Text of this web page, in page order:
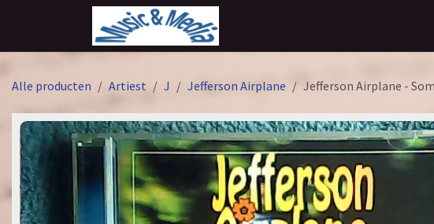
Overslaan naar inhoud
Alle producten Artiest J Jefferson Airplane Jefferson Airplane -